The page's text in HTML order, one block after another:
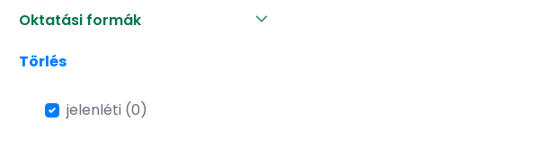
Oktatási formák
Törlés
jelenléti (0)